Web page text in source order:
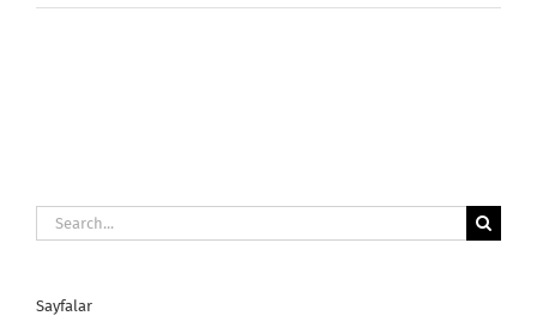
Yastık
Search
for:
Sayfalar